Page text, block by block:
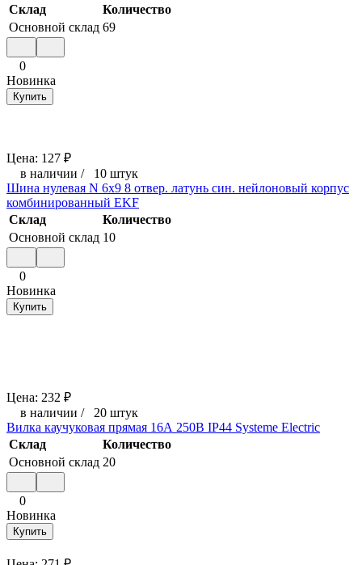
Склад
Количество
Основной склад 69
0
Новинка
Купить
Цена: 127 ₽
в наличии / 10 штук
Шина нулевая N 6х9 8 отвер. латунь син. нейлоновый корпус
комбинированный EKF
Склад
Количество
Основной склад 10
0
Новинка
Купить
Цена: 232 ₽
в наличии / 20 штук
Вилка каучуковая прямая 16А 250В IP44 Systeme Electric
Склад
Количество
Основной склад 20
0
Новинка
Купить